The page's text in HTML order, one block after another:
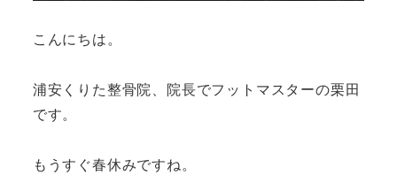
こんにちは。
浦安くりた整骨院、院長でフットマスターの栗田
です。
もうすぐ春休みですね。